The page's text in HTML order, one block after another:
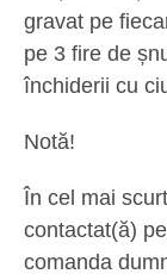
gravat pe
pe 3 fire de
închiderii cu
Notă!
În cel mai
contactat(ă)
comanda